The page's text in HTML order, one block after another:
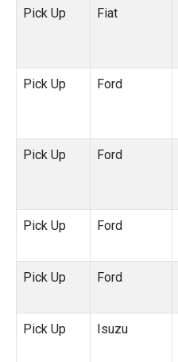
Pick Up Fiat
Pick Up Ford
Pick Up Ford
Pick Up Ford
Pick Up Ford
Pick Up Isuzu